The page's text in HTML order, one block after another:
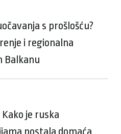
s prošlošću?
i regionalna
Balkanu
je ruska
postala domaća